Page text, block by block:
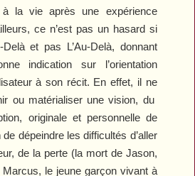
la vie après une expérience
ce n’est pas un hasard si
Delàet pas L’Au-Delà, donnant
indication sur l’orientation
à son récit. En effet, il ne
ou matérialiser une vision, du
originale et personnelle de
de dépeindre les difficultés d’aller
de la perte (la mort de Jason,
le jeune garçon vivant à